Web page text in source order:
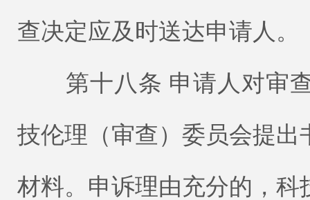
查决定应及时送达申请人。
第十八条 申请人对审查
技伦理（审查）委员会提
材料。申诉理由充分的，